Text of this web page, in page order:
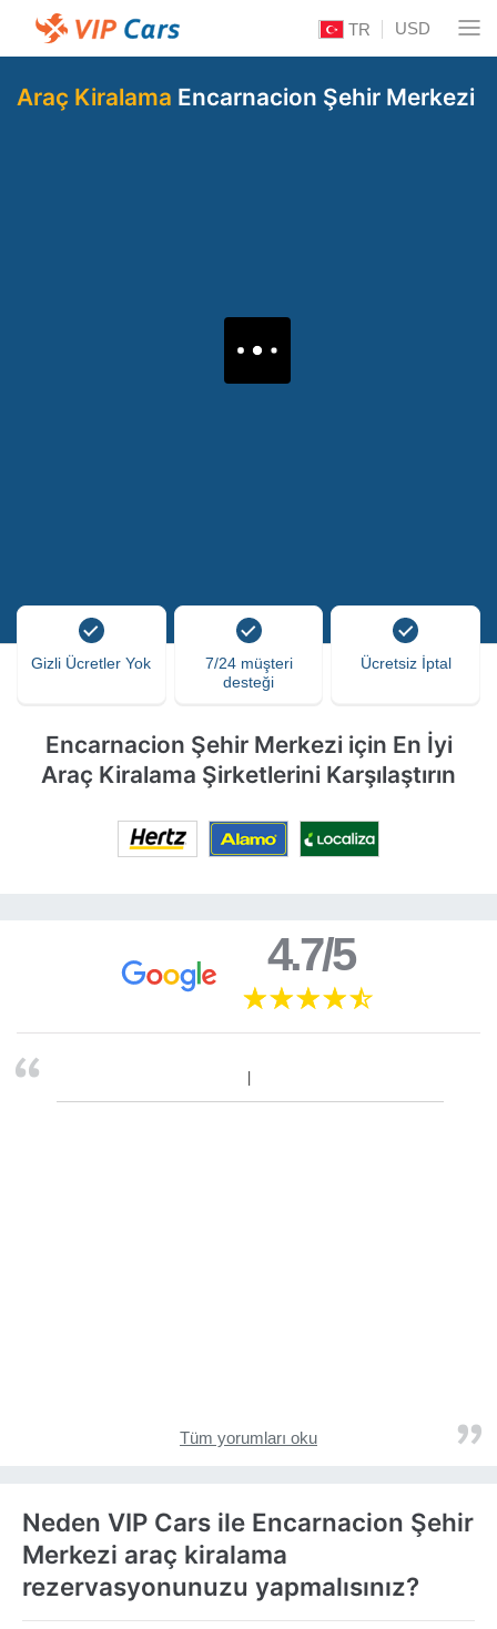
TR USD
Araç Kiralama Encarnacion Şehir Merkezi
Gizli Ücretler Yok
7/24 müşteri
desteği
Ücretsiz İptal
Encarnacion Şehir Merkezi için En İyi
Araç Kiralama Şirketlerini Karşılaştırın
4.7/5
Tüm yorumları oku
Neden VIP Cars ile Encarnacion Şehir
Merkezi araç kiralama
rezervasyonunuzu yapmalısınız?